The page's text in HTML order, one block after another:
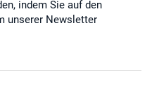
indem Sie auf den
unserer Newsletter